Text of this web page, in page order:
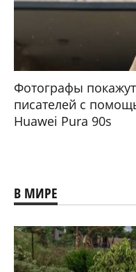
Фотографы
писателей с
Huawei Pura 90s
В МИРЕ